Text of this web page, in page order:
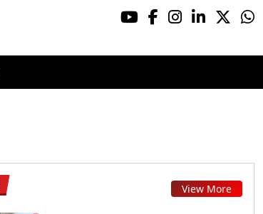
View More